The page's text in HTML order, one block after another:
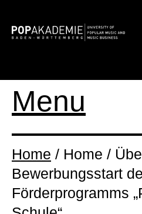
Menu
Home / Home /
Bewerbungsstart
Förderprogramms